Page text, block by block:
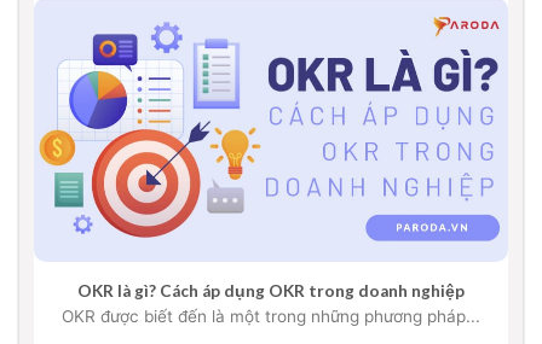
OKR là gì? Cách áp dụng OKR trong doanh nghiệp
OKR được biết đến là một trong những phương pháp...